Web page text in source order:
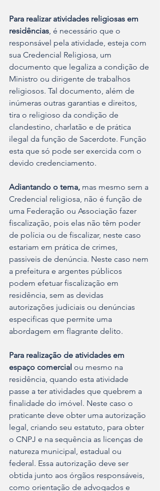
Para realizar atividades religiosas em
residências , é necessário que o
responsável pela atividade, esteja com
sua Credencial Religiosa, um
documento que legaliza a condição de
Ministro ou dirigente de trabalhos
religiosos. Tal documento, além de
inúmeras outras garantias e direitos,
tira o religioso da condição de
clandestino, charlatão e de prática
ilegal da função de Sacerdote. Função
esta que só pode ser exercida com o
devido credenciamento.
Adiantando o tema, mas mesmo sem a
Credencial religiosa, não é função de
uma Federação ou Associação fazer
fiscalização, pois elas não têm poder
de polícia ou de fiscalizar, neste caso
estariam em prática de crimes,
passiveis de denúncia. Neste caso nem
a prefeitura e argentes públicos
podem efetuar fiscalização em
residência, sem as devidas
autorizações judiciais ou denúncias
especificas que permite uma
abordagem em flagrante delito.
Para realização de atividades em
espaço comercial ou mesmo na
residência, quando esta atividade
passe a ter atividades que quebrem a
finalidade do imóvel. Neste caso o
praticante deve obter uma autorização
legal, criando seu estatuto, para obter
o CNPJ e na sequência as licenças de
natureza municipal, estadual ou
federal. Essa autorização deve ser
obtida junto aos órgãos responsáveis,
como orientação de advogados e